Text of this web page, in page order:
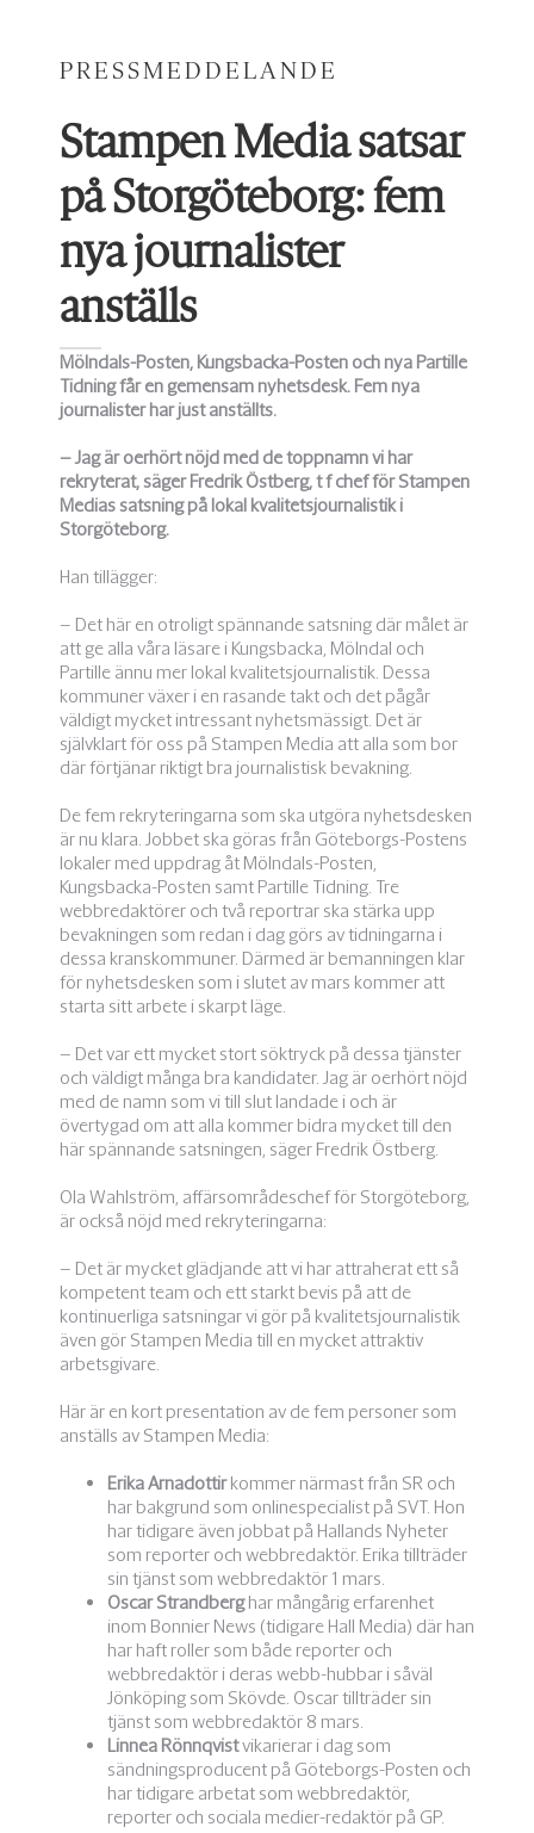
PRESSMEDDELANDE
Stampen Media satsar
på Storgöteborg: fem
nya journalister
anställs
Mölndals-Posten, Kungsbacka-Posten och nya Partille
Tidning får en gemensam nyhetsdesk. Fem nya
journalister har just anställts.
– Jag är oerhört nöjd med de toppnamn vi har
rekryterat, säger Fredrik Östberg, t f chef för Stampen
Medias satsning på lokal kvalitetsjournalistik i
Storgöteborg.
Han tillägger:
– Det här en otroligt spännande satsning där målet är
att ge alla våra läsare i Kungsbacka, Mölndal och
Partille ännu mer lokal kvalitetsjournalistik. Dessa
kommuner växer i en rasande takt och det pågår
väldigt mycket intressant nyhetsmässigt. Det är
självklart för oss på Stampen Media att alla som bor
där förtjänar riktigt bra journalistisk bevakning.
De fem rekryteringarna som ska utgöra nyhetsdesken
är nu klara. Jobbet ska göras från Göteborgs-Postens
lokaler med uppdrag åt Mölndals-Posten,
Kungsbacka-Posten samt Partille Tidning. Tre
webbredaktörer och två reportrar ska stärka upp
bevakningen som redan i dag görs av tidningarna i
dessa kranskommuner. Därmed är bemanningen klar
för nyhetsdesken som i slutet av mars kommer att
starta sitt arbete i skarpt läge.
– Det var ett mycket stort söktryck på dessa tjänster
och väldigt många bra kandidater. Jag är oerhört nöjd
med de namn som vi till slut landade i och är
övertygad om att alla kommer bidra mycket till den
här spännande satsningen, säger Fredrik Östberg.
Ola Wahlström, affärsområdeschef för Storgöteborg,
är också nöjd med rekryteringarna:
– Det är mycket glädjande att vi har attraherat ett så
kompetent team och ett starkt bevis på att de
kontinuerliga satsningar vi gör på kvalitetsjournalistik
även gör Stampen Media till en mycket attraktiv
arbetsgivare.
Här är en kort presentation av de fem personer som
anställs av Stampen Media:
Erika Arnadottirkommer närmast från SR och
har bakgrund som onlinespecialist på SVT. Hon
har tidigare även jobbat på Hallands Nyheter
som reporter och webbredaktör. Erika tillträder
sin tjänst som webbredaktör 1 mars.
Oscar Strandberghar mångårig erfarenhet
inom Bonnier News (tidigare Hall Media) där han
har haft roller som både reporter och
webbredaktör i deras webb-hubbar i såväl
Jönköping som Skövde. Oscar tillträder sin
tjänst som webbredaktör 8 mars.
Linnea Rönnqvistvikarierar i dag som
sändningsproducent på Göteborgs-Posten och
har tidigare arbetat som webbredaktör,
reporter och sociala medier-redaktör på GP.